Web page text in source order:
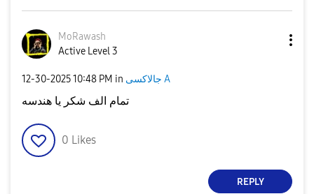
MoRawash
Active Level 3
‎12-30-202510:48 PM in جالاكسى A
تمام الف شكر يا هندسه
0 Likes
REPLY